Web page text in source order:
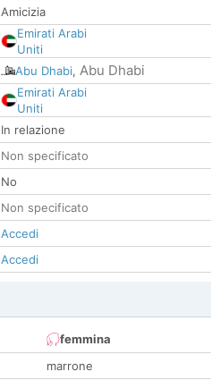
Amicizia
Emirati Arabi
Uniti
Abu Dhabi, Abu Dhabi
Emirati Arabi
Uniti
In relazione
Non specificato
No
Non specificato
Accedi
Accedi
femmina
marrone